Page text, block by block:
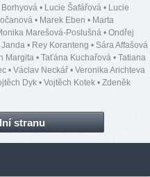
Borhyová • Lucie Šafářová • Lucie
• Marek Eben • Marta
Marešová-Poslušná • Ondřej
Janda • Rey Koranteng • Sára Affašová
Margita • Taťána Kuchařová • Tatiana
• Václav Neckář • Veronika Arichteva
Dyk • Vojtěch Kotek • Zdeněk
stranu